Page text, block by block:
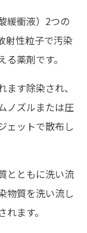
緩衝液）2つの
射性粒子で汚染
る薬剤です。
す除染され、
ノズルまたは圧
ェットで散布し
とともに洗い流
物質を洗い流し
ます。